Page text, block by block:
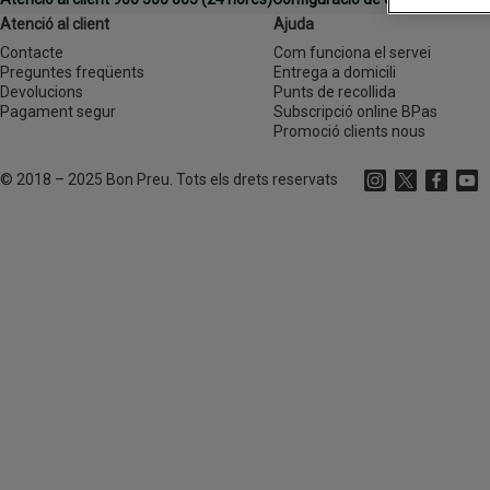
Atenció al client
Contacte
Preguntes freqüents
Devolucions
Pagament segur
Ajuda
Com funciona el servei
Entrega a domicili
Punts de recollida
Subscripció online BPas
Promoció clients nous
© 2018 – 2025 Bon Preu. Tots els drets reservats Instagram
(s'obre en una
X (s'obre
Facebook